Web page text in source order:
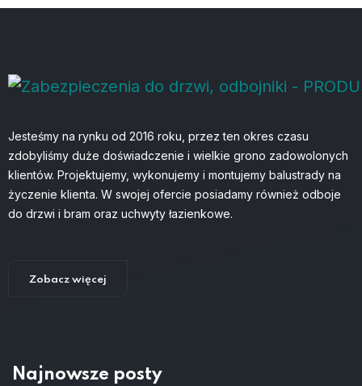
Jesteśmy na rynku od 2016 roku, przez ten okres czasu
zdobyliśmy duże doświadczenie i wielkie grono zadowolonych
klientów. Projektujemy, wykonujemy i montujemy balustrady na
życzenie klienta. W swojej ofercie posiadamy również odboje
do drzwi i bram oraz uchwyty łazienkowe.
Zobacz więcej
Najnowsze posty